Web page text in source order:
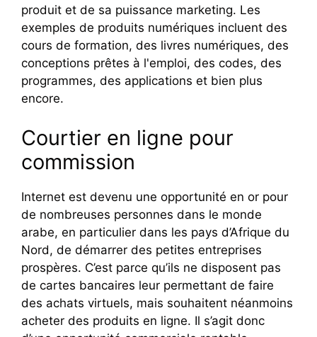
produit et de sa puissance marketing. Les
exemples de produits numériques incluent des
cours de formation, des livres numériques, des
conceptions prêtes à l'emploi, des codes, des
programmes, des applications et bien plus
encore.
Courtier en ligne pour
commission
Internet est devenu une opportunité en or pour
de nombreuses personnes dans le monde
arabe, en particulier dans les pays d’Afrique du
Nord, de démarrer des petites entreprises
prospères. C’est parce qu’ils ne disposent pas
de cartes bancaires leur permettant de faire
des achats virtuels, mais souhaitent néanmoins
acheter des produits en ligne. Il s’agit donc